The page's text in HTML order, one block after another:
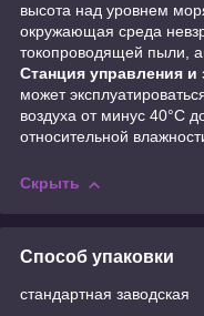
высота над уровнем
окружающая среда
токопроводящей пыли,
Станция управления
может
воздуха от минус 40°С
относительной
Скрыть
Способ упаковки
стандартная заводская